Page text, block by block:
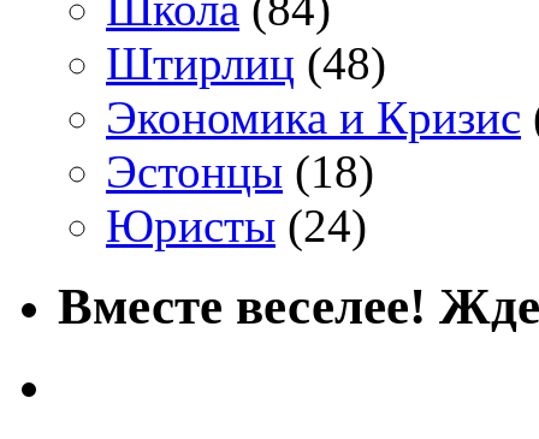
Штирлиц (48)
Экономика и Кризис
Эстонцы (18)
Юристы (24)
Вместе веселее!